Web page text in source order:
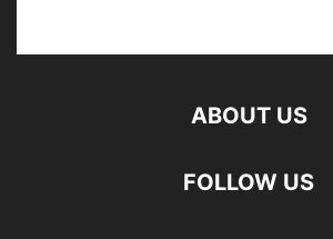
ABOUT US
FOLLOW US